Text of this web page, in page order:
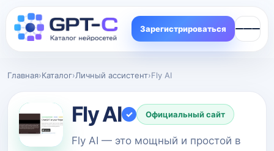
Зарегистрироваться
Главная›Каталог›Личный ассистент›Fly AI
Fly AI ✓ Официальный сайт
Fly AI — это мощный и простой в